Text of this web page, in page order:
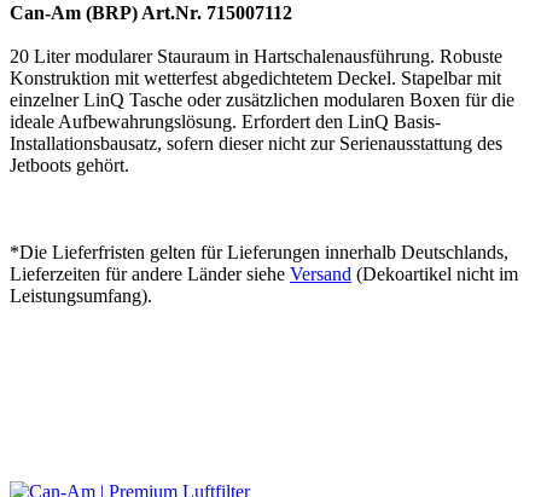
Can-Am (BRP) Art.Nr. 715007112
20 Liter modularer Stauraum in Hartschalenausführung. Robuste
Konstruktion mit wetterfest abgedichtetem Deckel. Stapelbar mit
einzelner LinQ Tasche oder zusätzlichen modularen Boxen für die
ideale Aufbewahrungslösung. Erfordert den LinQ Basis-
Installationsbausatz, sofern dieser nicht zur Serienausstattung des
Jetboots gehört.
*Die Lieferfristen gelten für Lieferungen innerhalb Deutschlands,
Lieferzeiten für andere Länder siehe Versand (Dekoartikel nicht im
Leistungsumfang).